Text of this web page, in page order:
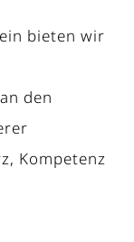
bieten wir
den
Kompetenz